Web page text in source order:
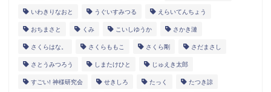
いわきりなおと うぐいすみつる えらいてんちょう
おちまさと くみ こいしゆうか さかき漣
さくらはな。 さくらももこ さくら剛 さだまさし
さとうみつろう しまたけひと じゅえき太郎
すごい! 神様研究会 せきしろ たっく たつき諒